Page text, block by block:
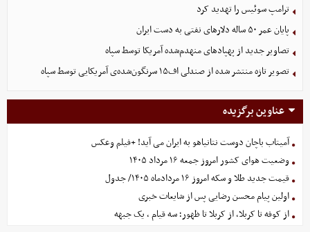
ترامپ سوئیس را تهدید کرد
پایان عمر ۵۰ ساله دلارهای نفتی به دست ایران
تصاویر جدید از پهپادهای منهدم‌شده آمریکا توسط سپاه
تصویر تازه منتشر شده از صندلی اف۱۵ سرنگون‌شده‌ی آمریکایی توسط سپاه
عناوین برگزیده
آمیتاب باچان دوست نتانیاهو به ایران می آید! +فیلم وعکس
وضعیت هوای کشور امروز جمعه ۱۶ مرداد ۱۴۰۵
قیمت جدید طلا و سکه امروز ۱۶ مردادماه ۱۴۰۵/ جدول
اولین پیام محسن رضایی پس از شایعات خبری
از کوفه تا کربلا، از کربلا تا ظهور؛ سه قیام ، یک جبهه